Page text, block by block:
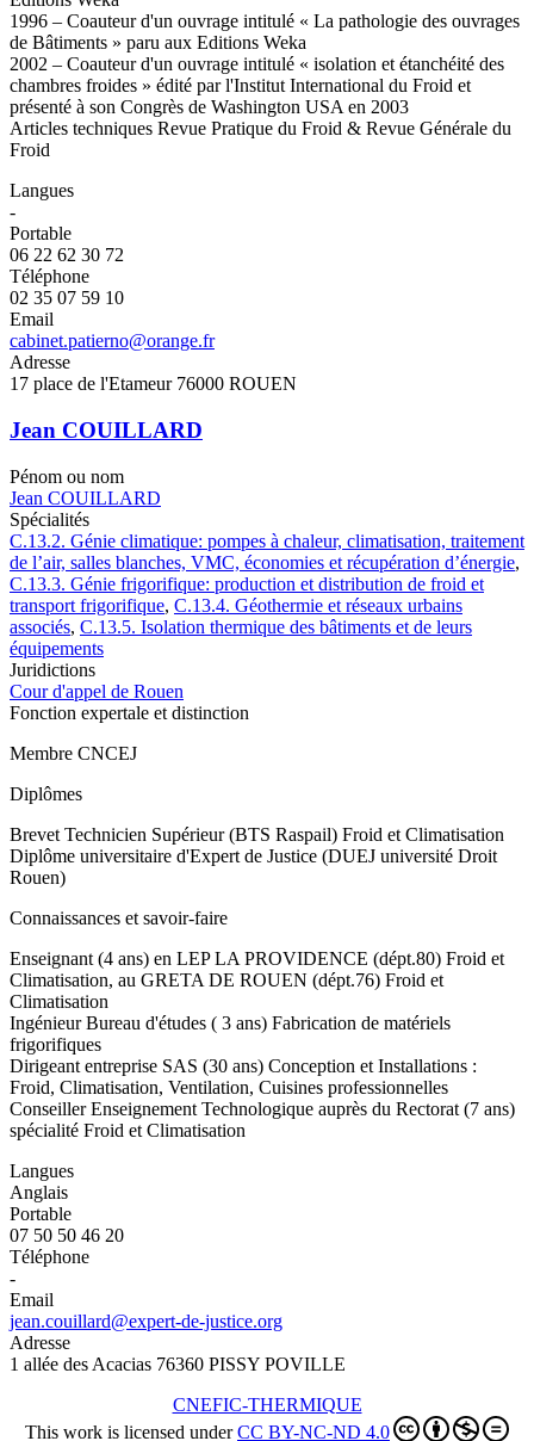
1996 – Coauteur d'un ouvrage intitulé « La pathologie des ouvrages
de Bâtiments » paru aux Editions Weka
2002 – Coauteur d'un ouvrage intitulé « isolation et étanchéité des
chambres froides » édité par l'Institut International du Froid et
présenté à son Congrès de Washington USA en 2003
Articles techniques Revue Pratique du Froid & Revue Générale du
Froid
Langues
-
Portable
06 22 62 30 72
Téléphone
02 35 07 59 10
Email
cabinet.patierno@orange.fr
Adresse
17 place de l'Etameur 76000 ROUEN
Jean COUILLARD
Pénom ou nom
Jean COUILLARD
Spécialités
C.13.2. Génie climatique: pompes à chaleur, climatisation, traitement
de l’air, salles blanches, VMC, économies et récupération d’énergie,
C.13.3. Génie frigorifique: production et distribution de froid et
transport frigorifique, C.13.4. Géothermie et réseaux urbains
associés, C.13.5. Isolation thermique des bâtiments et de leurs
équipements
Juridictions
Cour d'appel de Rouen
Fonction expertale et distinction
Membre CNCEJ
Diplômes
Brevet Technicien Supérieur (BTS Raspail) Froid et Climatisation
Diplôme universitaire d'Expert de Justice (DUEJ université Droit
Rouen)
Connaissances et savoir-faire
Enseignant (4 ans) en LEP LA PROVIDENCE (dépt.80) Froid et
Climatisation, au GRETA DE ROUEN (dépt.76) Froid et
Climatisation
Ingénieur Bureau d'études ( 3 ans) Fabrication de matériels
frigorifiques
Dirigeant entreprise SAS (30 ans) Conception et Installations :
Froid, Climatisation, Ventilation, Cuisines professionnelles
Conseiller Enseignement Technologique auprès du Rectorat (7 ans)
spécialité Froid et Climatisation
Langues
Anglais
Portable
07 50 50 46 20
Téléphone
-
Email
jean.couillard@expert-de-justice.org
Adresse
1 allée des Acacias 76360 PISSY POVILLE
CNEFIC-THERMIQUE
This work is licensed underCC BY-NC-ND 4.0